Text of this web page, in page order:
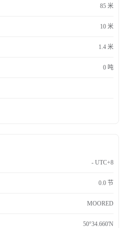
85 米
10 米
1.4 米
0 吨
- UTC+8
0.0 节
MOORED
50°34.660'N